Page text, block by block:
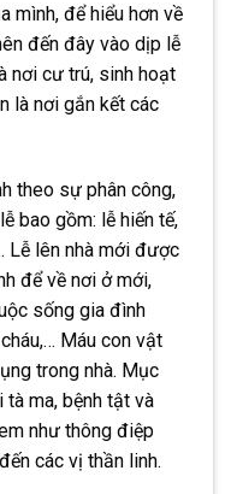
mình, để hiểu hơn về
đến đây vào dịp lễ
nơi cư trú, sinh hoạt
là nơi gắn kết các
theo sự phân công,
bao gồm: lễ hiến tế,
Lễ lên nhà mới được
để về nơi ở mới,
sống gia đình
Máu con vật
trong nhà. Mục
ma, bệnh tật và
như thông điệp
các vị thần linh.